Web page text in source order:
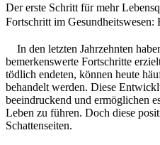
Der erste Schritt für mehr
Fortschritt im
In den letzten Jahrzehnten
bemerkenswerte Fortschritte
tödlich endeten, können heute
behandelt werden. Diese
beeindruckend und ermöglichen
Leben zu führen. Doch diese
Schattenseiten.